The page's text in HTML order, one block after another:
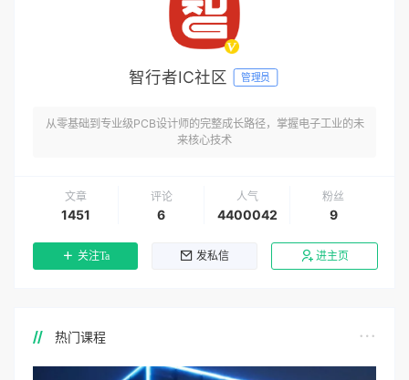
智行者IC社区 管理员
从零基础到专业级PCB设计师的完整成长路径，掌握电子工业的未
来核心技术
文章
1451
评论
6
人气
4400042
粉丝
9
关注Ta 发私信 进主页
热门课程